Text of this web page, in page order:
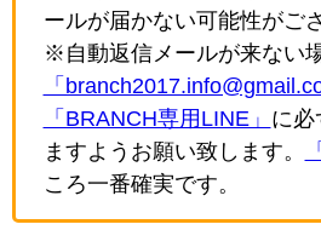
ールが届かない可能性がご
※自動返信メールが来ない
「
「BRANCH専用LINE」 に必
ますようお願い致します。
ころ一番確実です。